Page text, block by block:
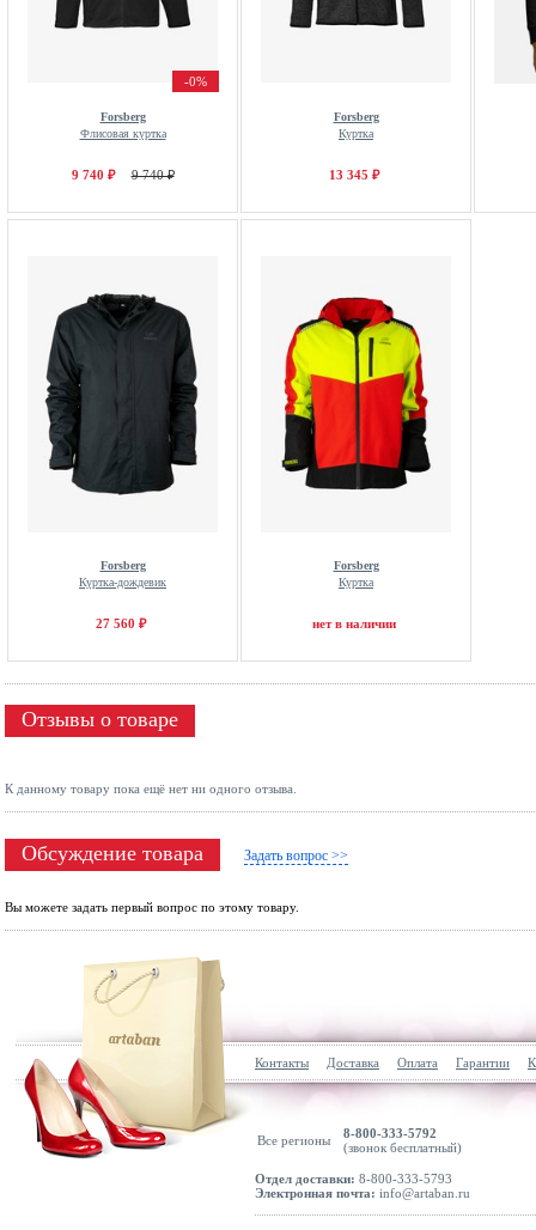
-0%
Forsberg
Флисовая куртка
9 740 ₽ 9 740 ₽
Forsberg
Куртка
13 345 ₽
Forsberg
Куртка-дождевик
27 560 ₽
Forsberg
Куртка
нет в наличии
Отзывы о товаре
К данному товару пока ещё нет ни одного отзыва.
Обсуждение товара Задать вопрос >>
Вы можете задать первый вопрос по этому товару.
Контакты Доставка Оплата Гарантии
Все регионы
8-800-333-5792
(звонок бесплатный)
Отдел доставки: 8-800-333-5793
Электронная почта: info@artaban.ru